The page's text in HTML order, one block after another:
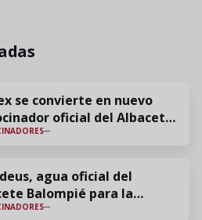
se convierte en nuevo
oficial del Albacete
para la temporada
agua oficial del
Balompié para la
2025/26